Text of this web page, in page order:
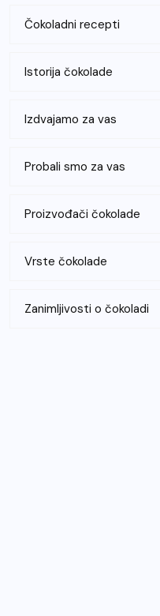
Čokoladni recepti
Istorija čokolade
Izdvajamo za vas
Probali smo za vas
Proizvođači čokolade
Vrste čokolade
Zanimljivosti o čokoladi